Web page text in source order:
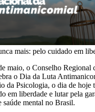
mais: pelo cuidado em
maio, o Conselho Regional
o Dia da Luta
da Psicologia, o dia de hoje
em liberdade e lutar pela
saúde mental no Brasil.